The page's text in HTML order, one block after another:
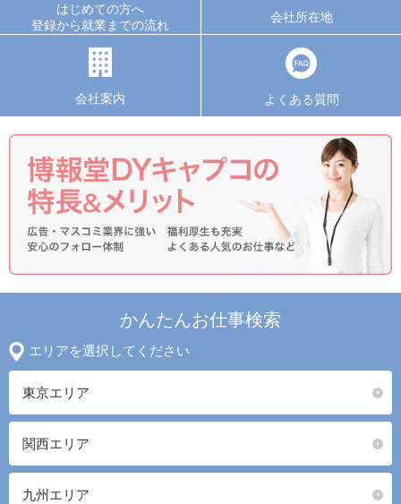
はじめての方へ
登録から就業までの流れ
会社所在地
会社案内 よくある質問
かんたんお仕事検索
エリアを選択してください
東京エリア
関西エリア
九州エリア